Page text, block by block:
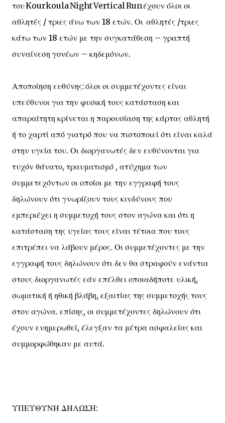
του Kourkoula Night Vertical Run έχουν όλοι οι
αθλητές / τριες άνω των 18 ετών. Οι αθλητές /τριες
κάτω των 18 ετών με την συγκατάθεση – γραπτή
συναίνεση γονέων – κηδεμόνων.
Αποποίηση ευθύνης: όλοι οι συμμετέχοντες είναι
υπεύθυνοι για την φυσική τους κατάσταση και
απαραίτητη κρίνεται η παρουσίαση της κάρτας αθλητή
ή το χαρτί από γιατρό που να πιστοποιεί ότι είναι καλά
στην υγεία του. Οι διοργανωτές δεν ευθύνονται για
τυχόν θάνατο, τραυματισμό , ατύχημα των
συμμετεχόντων οι οποίοι με την εγγραφή τους
δηλώνουν ότι γνωρίζουν τους κινδύνους που
εμπεριέχει η συμμετοχή τους στον αγώνα και ότι η
κατάσταση της υγείας τους είναι τέτοια που τους
επιτρέπει να λάβουν μέρος. Οι συμμετέχοντες με την
εγγραφή τους δηλώνουν ότι δεν θα στραφούν ενάντια
στους διοργανωτές εάν επέλθει οποιαδήποτε υλική,
σωματική ή ηθική βλάβη, εξαιτίας της συμμετοχής τους
στον αγώνα. επίσης, οι συμμετέχοντες δηλώνουν ότι
έχουν ενημερωθεί, έλεγξαν τα μέτρα ασφαλείας και
συμμορφώθηκαν με αυτά.
ΥΠΕΥΘΥΝΗ ΔΗΛΩΣΗ: